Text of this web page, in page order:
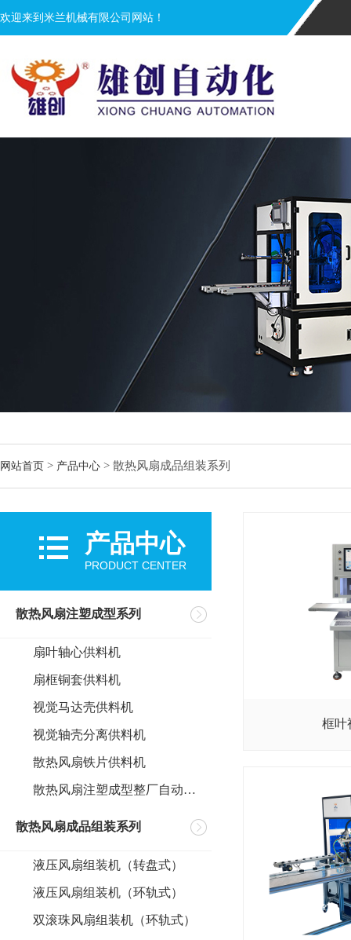
欢迎来到米兰机械有限公司网站！
网站首页 > 产品中心 > 散热风扇成品组装系列
产品中心
PRODUCT CENTER
散热风扇注塑成型系列
扇叶轴心供料机
扇框铜套供料机
视觉马达壳供料机
视觉轴壳分离供料机
散热风扇铁片供料机
散热风扇注塑成型整厂自动化案例
散热风扇成品组装系列
液压风扇组装机（转盘式）
液压风扇组装机（环轨式）
双滚珠风扇组装机（环轨式）
框叶